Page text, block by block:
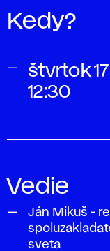
Kedy?
štvrtok
12:30
Vedie
Ján Mikuš -
sveta